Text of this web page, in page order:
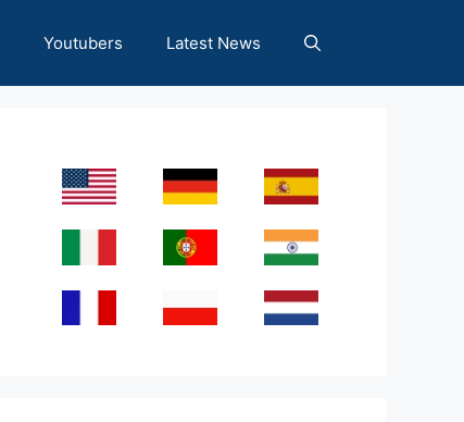
Youtubers Latest News